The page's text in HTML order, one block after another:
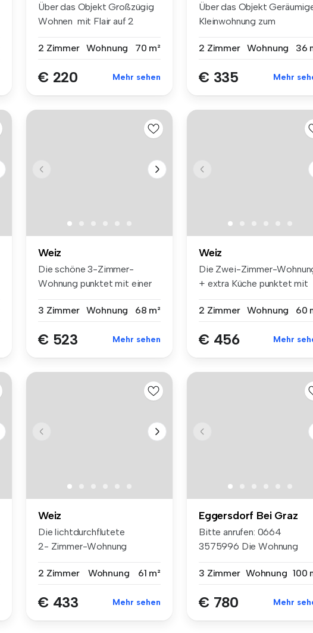
Über das Objekt Großzügig
Wohnen mit Flair auf 2
2 Zimmer
Wohnung 70 m²
€ 220 Mehr sehen
Über das Objekt
Kleinwohnung zum
2 Zimmer
Wohnung 36
€ 335 Mehr
Weiz
Die schöne 3-Zimmer-
Wohnung punktet mit einer
3 Zimmer
Wohnung 68 m²
€ 523 Mehr sehen
Weiz
Die Zwei-Zimmer-
+ extra Küche punktet mit
2 Zimmer
Wohnung 60
€ 456 Mehr
Weiz
Die lichtdurchflutete
2- Zimmer-Wohnung
2 Zimmer
Wohnung 61 m²
€ 433 Mehr sehen
Eggersdorf Bei Graz
Bitte anrufen: ‭0664
3575996‬ Die Wohnung
3 Zimmer Wohnung 100
€ 780 Mehr